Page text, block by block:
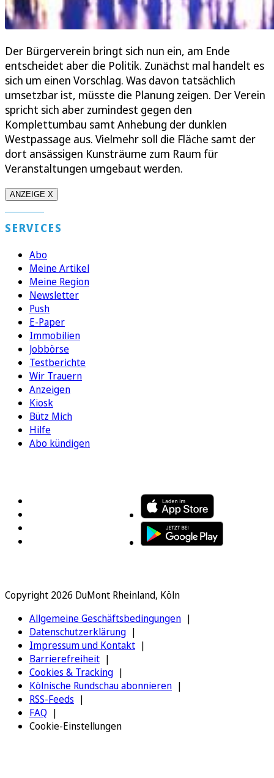
Der Bürgerverein bringt sich nun ein, am Ende
entscheidet aber die Politik. Zunächst mal handelt es
sich um einen Vorschlag. Was davon tatsächlich
umsetzbar ist, müsste die Planung zeigen. Der Verein
spricht sich aber zumindest gegen den
Komplettumbau samt Anhebung der dunklen
Westpassage aus. Vielmehr soll die Fläche samt der
dort ansässigen Kunsträume zum Raum für
Veranstaltungen umgebaut werden.
ANZEIGE X
SERVICES
Abo
Meine Artikel
Meine Region
Newsletter
Push
E-Paper
Immobilien
Jobbörse
Testberichte
Wir Trauern
Anzeigen
Kiosk
Bütz Mich
Hilfe
Abo kündigen
Copyright 2026 DuMont Rheinland, Köln
Allgemeine Geschäftsbedingungen
Datenschutzerklärung
Impressum und Kontakt
Barrierefreiheit
Cookies & Tracking
Kölnische Rundschau abonnieren
RSS-Feeds
FAQ
Cookie-Einstellungen